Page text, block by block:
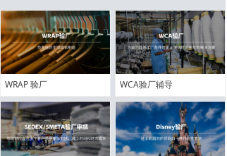
WRAP 验厂 WCA验厂辅导